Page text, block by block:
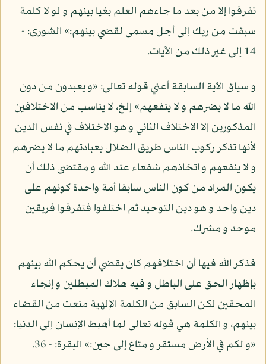
تفرقوا إلا من بعد ما جاءهم العلم بغيا بينهم و لو لا كلمة
سبقت من ربك إلى أجل مسمى لقضي بينهم:» الشورى: -
14 إلى غير ذلك من الآيات.
و سياق الآية السابقة أعني قوله تعالى: «و يعبدون من دون
الله ما لا يضرهم و لا ينفعهم» إلخ، لا يناسب من الاختلافين
المذكورين إلا الاختلاف الثاني و هو الاختلاف في نفس الدين
لأنها تذكر ركوب الناس طريق الضلال بعبادتهم ما لا يضرهم
و لا ينفعهم و اتخاذهم شفعاء عند الله و مقتضى ذلك أن
يكون المراد من كون الناس سابقا أمة واحدة كونهم على
دين واحد و هو دين التوحيد ثم اختلفوا فتفرقوا فريقين
موحد و مشرك.
فذكر الله فيها أن اختلافهم كان يقضي أن يحكم الله بينهم
بإظهار الحق على الباطل و فيه هلاك المبطلين و إنجاء
المحقين لكن السابق من الكلمة الإلهية منعت من القضاء
بينهم، و الكلمة هي قوله تعالى لما أهبط الإنسان إلى الدنيا:
«و لكم في الأرض مستقر و متاع إلى حين:» البقرة: - 36.